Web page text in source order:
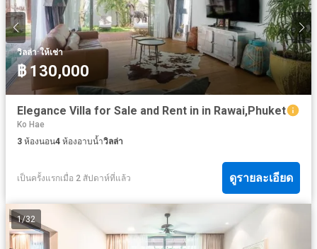
วิลล่า·ให้เช่า
฿ 130,000
Elegance Villa for Sale and Rent in in Rawai,Phuket
Ko Hae
3 ห้องนอน4 ห้องอาบน้ำวิลล่า
เป็นครั้งแรกเมื่อ 2 สัปดาห์ที่แล้ว ดูรายละเอียด
1/32